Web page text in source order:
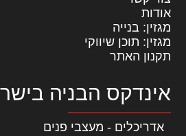
אודות
מגזין: בנייה
מגזין: תוכן שיווקי
תקנון האתר
אינדקס הבניה
אדריכלים - מעצבי פנים